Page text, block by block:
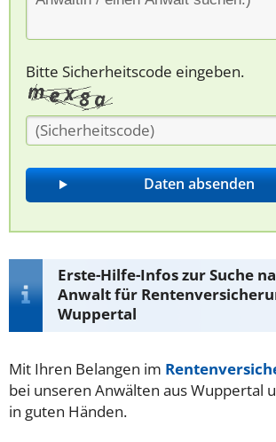
Bitte Sicherheitscode eingeben.
Erste-Hilfe-Infos zur Suche
Anwalt für
Wuppertal
Mit Ihren Belangen im
bei unseren Anwälten aus Wuppertal
in guten Händen.